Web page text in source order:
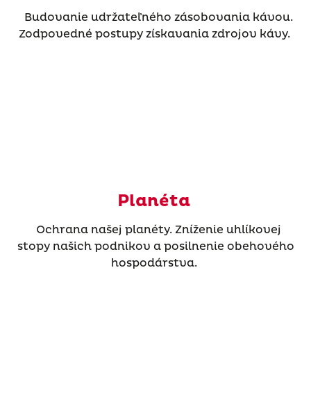
Budovanie udržateľného zásobovania kávou.
Zodpovedné postupy získavania zdrojov kávy.
Planéta
Ochrana našej planéty. Zníženie uhlíkovej
stopy našich podnikov a posilnenie obehového
hospodárstva.